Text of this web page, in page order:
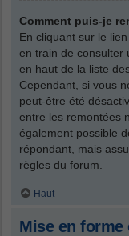
Comment puis-je
En cliquant sur le
en train de consulter
en haut de la liste
Cependant, si vous
peut-être été
entre les remontées
également possible
répondant, mais
règles du forum.
Haut
Mise en